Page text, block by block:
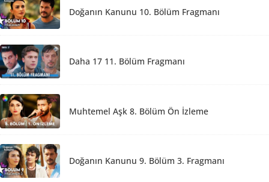
Doğanın Kanunu 10. Bölüm Fragmanı
Daha 17 11. Bölüm Fragmanı
Muhtemel Aşk 8. Bölüm Ön İzleme
Doğanın Kanunu 9. Bölüm 3. Fragmanı